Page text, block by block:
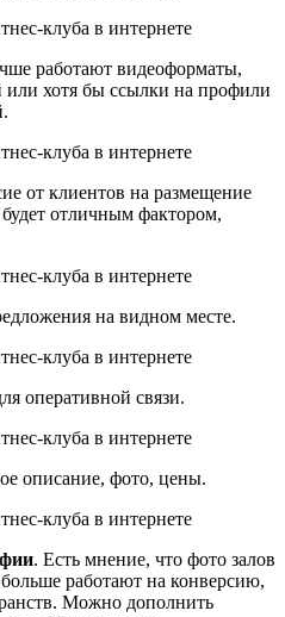
работают видеоформаты,
или хотя бы ссылки на профили
от клиентов на размещение
отличным фактором,
на видном месте.
оперативной связи.
описание, фото, цены.
. Есть мнение, что фото залов
работают на конверсию,
Можно дополнить